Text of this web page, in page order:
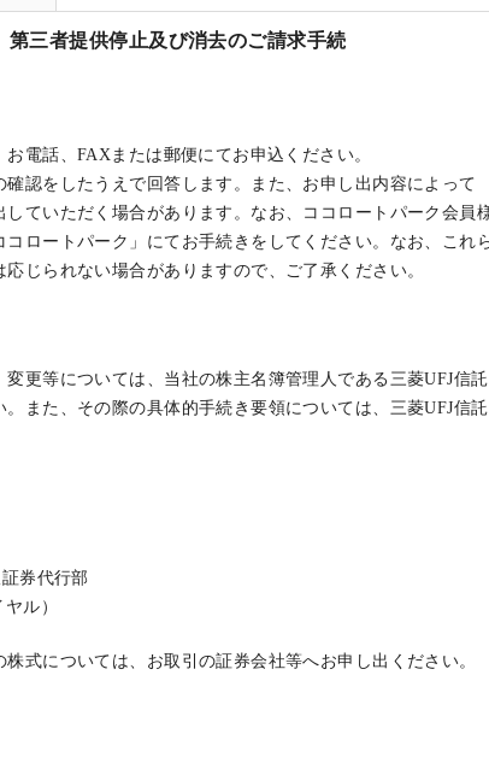
三者提供停止及び消去のご請求手続
電話、FAXまたは郵便にてお申込ください。
認をしたうえで回答します。また、お申し出内容によって
ていただく場合があります。なお、ココロートパーク会員
ロートパーク」にてお手続きをしてください。なお、これ
じられない場合がありますので、ご了承ください。
更等については、当社の株主名簿管理人である三菱UFJ信託
また、その際の具体的手続き要領については、三菱UFJ信託
券代行部
ル）
式については、お取引の証券会社等へお申し出ください。